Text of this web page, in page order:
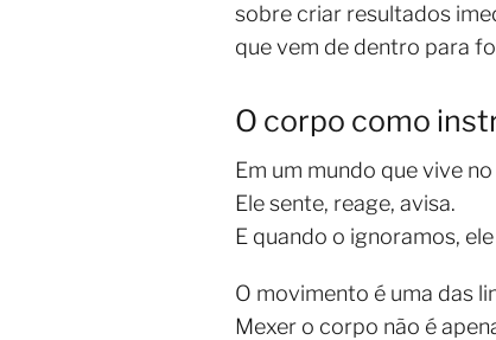
sobre criar resultados
que vem de dentro para
O corpo como
Em um mundo que vive
Ele sente, reage, avisa.
E quando o ignoramos,
O movimento é uma das
Mexer o corpo não é